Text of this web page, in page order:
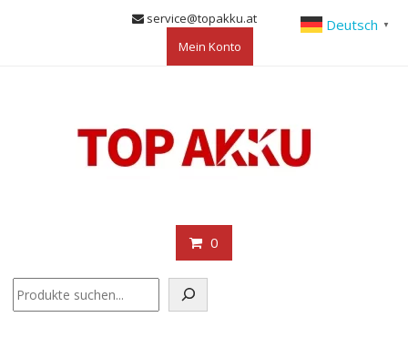
service@topakku.at
Mein Konto
0
Deutsch ▼